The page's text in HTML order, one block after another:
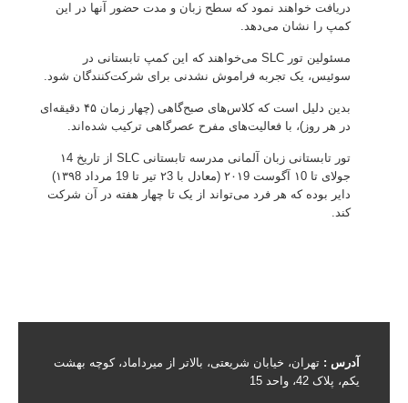
دریافت خواهند نمود که سطح زبان و مدت حضور آنها در این
کمپ را نشان می‌دهد.
مسئولین تور SLC می‌خواهند که این کمپ تابستانی در
سوئیس، یک تجربه فراموش نشدنی برای شرکت‌کنندگان شود.
بدین دلیل است که کلاس‌های صبح‌گاهی (چهار زمان ۴۵ دقیقه‌ای
در هر روز)، با فعالیت‌های مفرح عصرگاهی ترکیب شده‌اند.
تور تابستانی زبان آلمانی مدرسه تابستانی SLC از تاریخ ۱4
جولای تا ۱0 آگوست ۲۰۱9 (معادل با ۲3 تیر تا 19 مرداد ۱۳۹8)
دایر بوده که هر فرد می‌تواند از یک تا چهار هفته در آن شرکت
کند.
آدرس :تهران، خیابان شریعتی، بالاتر از میرداماد، کوچه بهشت
یکم، پلاک 42، واحد 15